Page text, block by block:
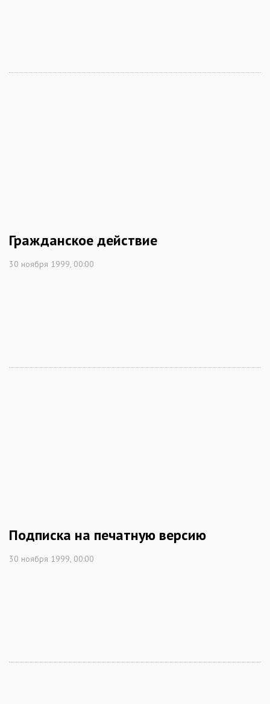
Гражданское действие
30 ноября 1999, 00:00
Подписка на печатную версию
30 ноября 1999, 00:00